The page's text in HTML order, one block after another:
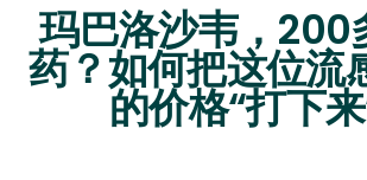
玛巴洛沙韦，200
药？如何把这位流
的价格“打下